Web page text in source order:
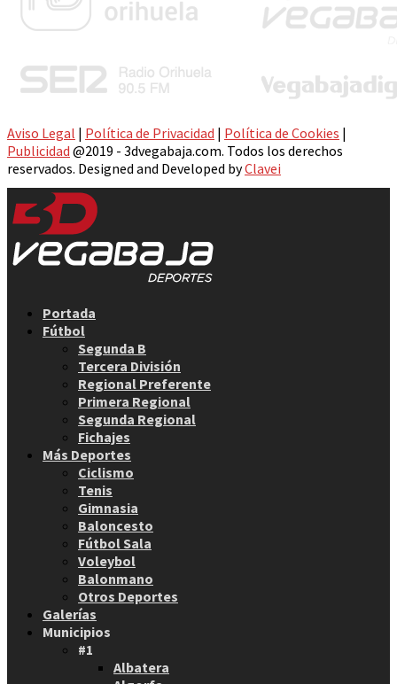
Aviso Legal | Política de Privacidad | Política de Cookies |
Publicidad @2019 - 3dvegabaja.com. Todos los derechos
reservados. Designed and Developed byClavei
Portada
Fútbol
Segunda B
Tercera División
Regional Preferente
Primera Regional
Segunda Regional
Fichajes
Más Deportes
Ciclismo
Tenis
Gimnasia
Baloncesto
Fútbol Sala
Voleybol
Balonmano
Otros Deportes
Galerías
Municipios
#1
Albatera